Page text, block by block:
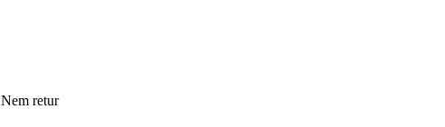
Nem retur